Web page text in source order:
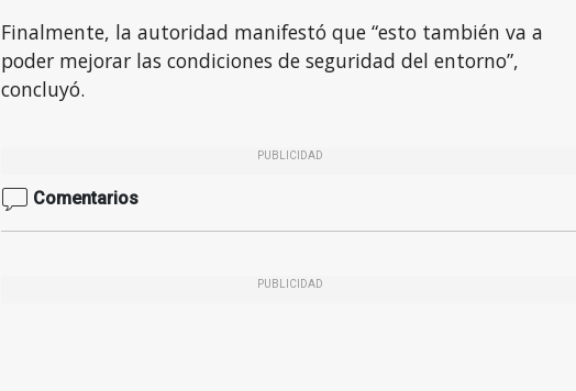
Finalmente, la autoridad manifestó que “esto también va a
poder mejorar las condiciones de seguridad del entorno”,
concluyó.
PUBLICIDAD
Comentarios
PUBLICIDAD